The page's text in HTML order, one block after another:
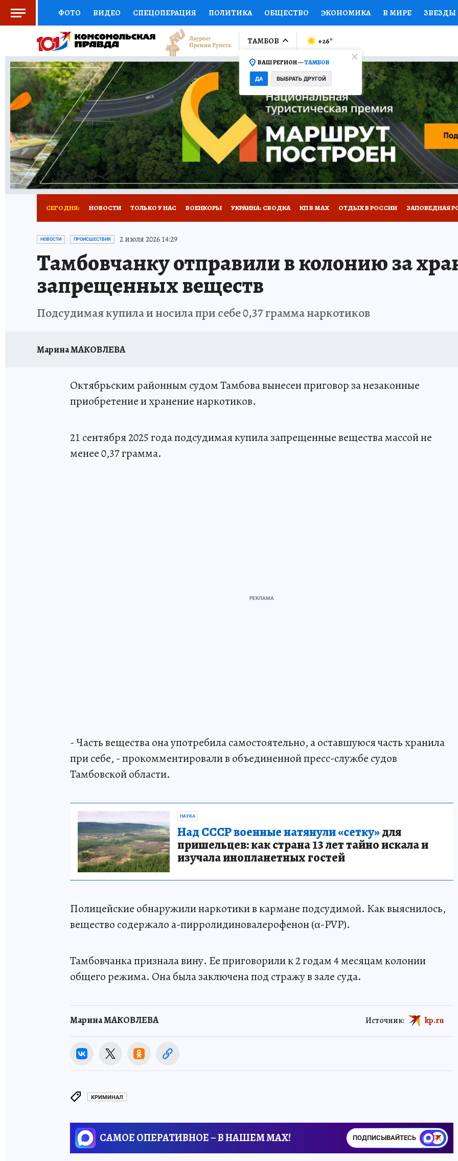
ФОТО ВИДЕО СПЕЦОПЕРАЦИЯ ПОЛИТИКА ОБЩЕСТВО ЭКОНОМИКА В МИРЕ ЗВЕЗДЫ
СОЦПОДДЕРЖКА НАУКА СПОРТ КОЛУМНИСТЫ ПРОИСШЕСТВИЯ НАЦИОНАЛЬНЫЕ
ВЫБОР ЭКСПЕРТОВ ДОКТОР ФИНАНСЫ ОТКРЫВАЕМ МИР Я ЗНАЮ СЕМЬЯ ЖЕНСКИЕ
КНИЖНАЯ ПОЛКА ПРОГНОЗЫ НА СПОРТ ПРОМОКОДЫ СЕРИАЛЫ СПЕЦПРОЕКТЫ
ПРЕСС-ЦЕНТР НЕДВИЖИМОСТЬ ТЕЛЕВИЗОР КОЛЛЕКЦИИ КОНКУРСЫ РАБОТА У НАС
РАДИО КП ТЕСТЫ НОВОЕ НА САЙТЕ РЕКЛАМА
ТАМБОВ
ВАШ РЕГИОН —ТАМБОВ
ДА ВЫБРАТЬ ДРУГОЙ
+26°
СЕГОДНЯ: НОВОСТИ ТОЛЬКО У НАС ВОЕНКОРЫ УКРАИНА: СВОДКА КП В МАХ ОТДЫХ В РОССИИ ЗАПОВЕДНАЯ
ИСПЫТАНО НА СЕБЕ
НОВОСТИ ПРОИСШЕСТВИЯ 2 июля 2026 14:29
Тамбовчанку отправили в колонию за
запрещенных веществ
Подсудимая купила и носила при себе 0,37 грамма наркотиков
Марина МАКОВЛЕВА
Октябрьским районным судом Тамбова вынесен приговор за незаконные
приобретение и хранение наркотиков.
21 сентября 2025 года подсудимая купила запрещенные вещества массой не
менее 0,37 грамма.
- Часть вещества она употребила самостоятельно, а оставшуюся часть хранила
при себе, - прокомментировали в объединенной пресс-службе судов
Тамбовской области.
НАУКА
Над СССР военные натянули «сетку»для
пришельцев: как страна 13 лет тайно искала и
изучала инопланетных гостей
Полицейские обнаружили наркотики в кармане подсудимой. Как выяснилось,
вещество содержало а-пирролидиновалерофенон (α-PVP).
Тамбовчанка признала вину. Ее приговорили к 2 годам 4 месяцам колонии
общего режима. Она была заключена под стражу в зале суда.
Марина МАКОВЛЕВА Источник: kp.ru
КРИМИНАЛ
САМОЕ ОПЕРАТИВНОЕ – В НАШЕМ MAX! ПОДПИСЫВАЙТЕСЬ